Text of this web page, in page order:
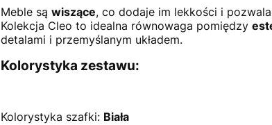
Meble są wiszące, co dodaje im lekkości i
Kolekcja Cleo to idealna równowaga pomiędzy
detalami i przemyślanym układem.
Kolorystyka zestawu:
Kolorystyka szafki: Biała